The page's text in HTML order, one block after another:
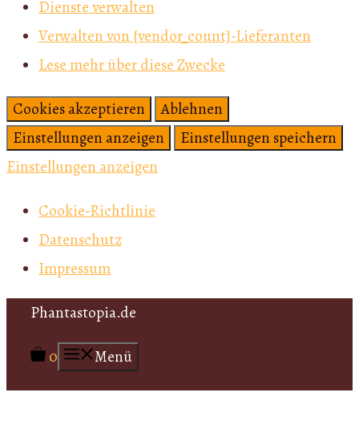
Dienste verwalten
Verwalten von {vendor_count}-Lieferanten
Lese mehr über diese Zwecke
Cookies akzeptieren
Ablehnen
Einstellungen anzeigen
Einstellungen speichern
Einstellungen anzeigen
Cookie-Richtlinie
Datenschutz
Impressum
Zum
Inhalt
springen
Phantastopia.de
0 Menü